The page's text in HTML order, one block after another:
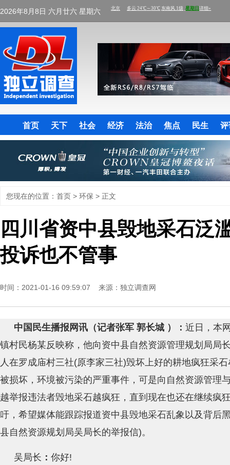
2026年8月8日 六月廿六 星期六
首页 天下 社会 经济 法治 焦点 民生
您现在的位置： 首页 > 环保 > 正文
四川省资中县毁地采石泛
投诉也不管事
时间：2021-01-16 09:59:07 来源： 独立调查网
中国民生播报网讯（记者张军 郭长城 ）： 近日，本
镇村民杨某反映称，他向资中县自然资源管理规划局局
人在罗成庙村三社(原李家三社)毁坏上好的耕地疯狂采
被损坏，环境被污染的严重事件，可是向自然资源管理
越举报违法者毁地采石越疯狂，直到现在也还在继续疯
吁，希望媒体能跟踪报道资中县毁地采石乱象以及背后
县自然资源规划局吴局长的举报信)。
吴局长 ： 你好!